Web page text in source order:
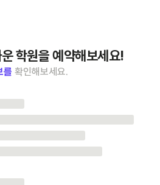
학원을 예약해보세요!
를 확인해보세요.